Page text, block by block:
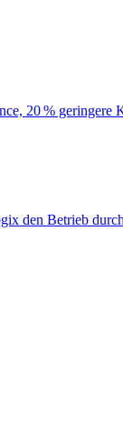
20 % geringere
den Betrieb